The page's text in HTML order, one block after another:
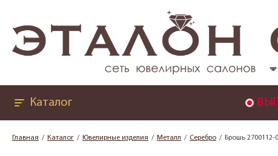
Каталог
Главная Каталог Ювелирные изделия Металл Серебро Брошь 2700112-